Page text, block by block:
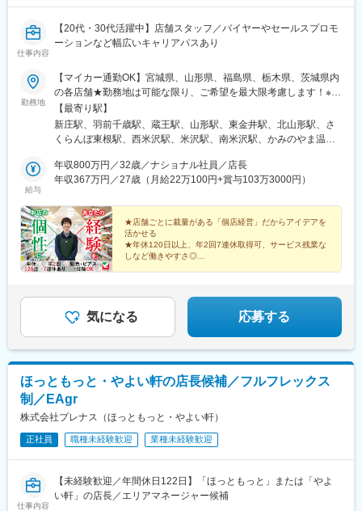
仕事内容
【20代・30代活躍中】店舗スタッフ／バイヤーやセールスプロモ
ーションなど幅広いキャリアパスあり
勤務地
【マイカー通勤OK】宮城県、山形県、福島県、栃木県、茨城県内
の各店舗★勤務地は可能な限り、ご希望を最大限考慮します！※受
動喫煙対策あり
【最寄り駅】
新庄駅、羽前千歳駅、蔵王駅、山形駅、東金井駅、北山形駅、さ
くらんぼ東根駅、西米沢駅、米沢駅、南米沢駅、かみのやま温泉
所駅、天童南駅、岩沼駅、大河原駅(宮城県)、東船岡駅、館腰駅、
名取駅、南仙台駅、角田駅、白石駅(宮城県)、亘理駅、長町駅、泉
駅、東照宮駅、台原駅、東北福祉大前駅、八木山動物公園駅、荒
井駅(宮城県)、太子堂駅、薬師堂駅(宮城県)、富沢駅、黒松駅(宮城
県)、東仙台駅、陸前高砂駅、葛岡駅、卸町駅(宮城県)、長町一丁
目駅、本塩釜駅、新利府駅、塩釜駅、陸前山王駅、石巻駅、蛇田
駅、陸前山下駅、石巻あゆみ野駅、渡波駅、古川駅、塚目駅、く
川駅、会津坂下駅、安積永盛駅、郡山富田駅、郡山駅(福島県)、日
和田駅、小野新町駅、三春駅、船引駅、磐城石川駅、曽根田駅、
二本松駅、福島学院前駅、笹谷駅、南福島駅、原ノ町駅、平野駅
県)、五百川駅、会津本郷駅、会津若松駅、西若松駅、喜多方駅、
会津田島駅、猪苗代駅、泉駅(常磐線)、植田駅(福島県)、いわき
駅、湯本駅、相馬駅、富岡駅、白河駅、新白河駅、磐城棚倉駅、
矢吹駅、須賀川駅、西那須野駅、黒磯駅、氏家駅、矢板駅、陽東
郷駅、安塚駅、岡本駅(栃木県)、江曽島駅、西川田駅、鹿沼駅、新
鹿沼駅、石橋駅(栃木県)、東武和泉駅、足利駅、小山駅、佐野駅、
駅、高田の鉄橋駅、勝田駅、金上駅、小木津駅、日立駅、十王
駅、常陸多賀駅、大津港駅、磯原駅、常陸大宮駅、赤塚駅、東水
給与
年収800万円／32歳／ナショナル社員／店長
年収367万円／27歳（月給22万100円+賞与103万3000円）
★店舗ごとに裁量がある「個店経営」だからアイデアを
活かせる
★年休120日以上、年2回7連休取得可、サービス残業な
しなど働きやすさ◎
気になる 応募する
ほっともっと・やよい軒の店長候補／フルフレックス
制／EAgr
株式会社プレナス（ほっともっと・やよい軒）
正社員 職種未経験歓迎 業種未経験歓迎
仕事内容
【未経験歓迎／年間休日122日】「ほっともっと」または「やよ
い軒」の店長／エリアマネージャー候補